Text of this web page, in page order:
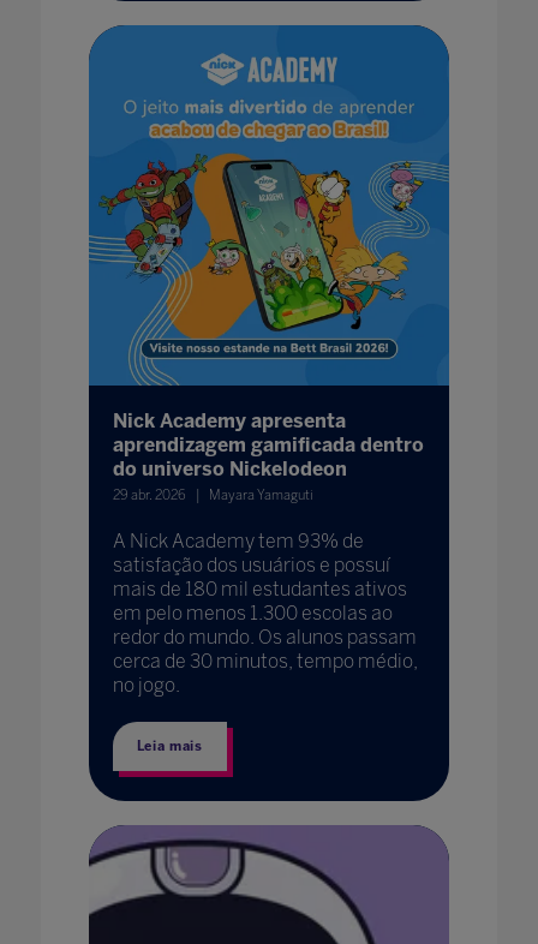
Nick Academy apresenta
aprendizagem gamificada dentro
do universo Nickelodeon
29 abr. 2026 Mayara Yamaguti
A Nick Academy tem 93% de
satisfação dos usuários e possuí
mais de 180 mil estudantes ativos
em pelo menos 1.300 escolas ao
redor do mundo. Os alunos passam
cerca de 30 minutos, tempo médio,
no jogo.
Leia mais